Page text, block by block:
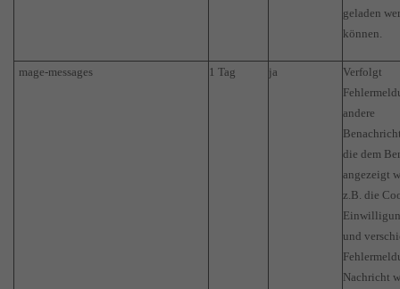
geladen
können.
mage-messages 1 Tag ja
Verfolgt
andere
die dem
angezeigt
z.B. die
und
Nachricht